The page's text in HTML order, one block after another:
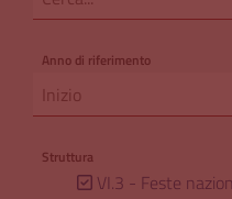
Anno di riferimento
Struttura
VI.3 - Feste